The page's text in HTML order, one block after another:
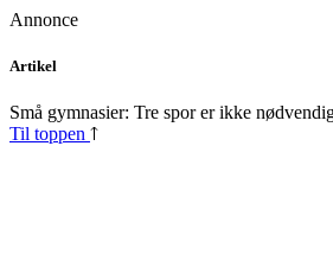
Annonce
Skip
content
Artikel
Små gymnasier: Tre spor er ikke
Til toppen